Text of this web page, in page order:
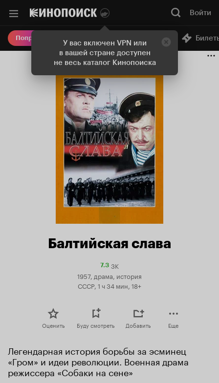
У вас включен VPN или
в вашей стране доступен
не весь каталог Кинопоиска
Войти
Попробовать Плюс Онлайн-кинотеатр
Балтийская слава
7.3Рейтинг
3K
1957, драма, история
СССР, 1 ч 34 мин, 18+
Оценить Буду смотреть Добавить Еще
Легендарная история борьбы за эсминец
«Гром» и идеи революции. Военная драма
режиссера «Собаки на сене»